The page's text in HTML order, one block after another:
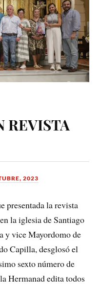
REVISTA
2023
presentada la revista
la iglesia de Santiago
y vice Mayordomo de
Capilla, desglosó el
sexto número de
Hermanad edita todos